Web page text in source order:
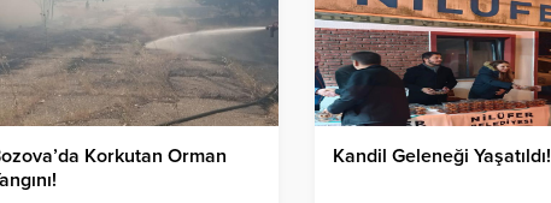
Korkutan Orman
Kandil Geleneği Yaşatıldı!